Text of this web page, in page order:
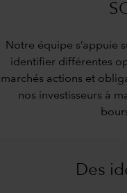
Notre équipe s’appuie
identifier différentes
marchés actions et
nos investisseurs à
Des